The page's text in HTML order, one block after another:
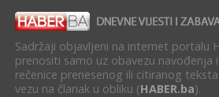
Sadržaji objavljeni na internet portalu
prenositi samo uz obavezu navođenja
rečenice prenesenog ili citiranog
vezu na članak u obliku (HABER.ba).